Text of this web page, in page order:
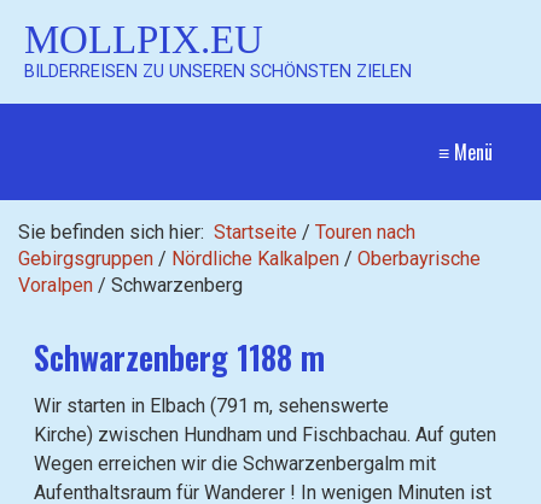
MOLLPIX.EU
BILDERREISEN ZU UNSEREN SCHÖNSTEN ZIELEN
≡ Menü
Sie befinden sich hier: Startseite / Touren nach
Gebirgsgruppen / Nördliche Kalkalpen / Oberbayrische
Voralpen / Schwarzenberg
Schwarzenberg 1188 m
Wir starten in Elbach (791 m, sehenswerte
Kirche) zwischen Hundham und Fischbachau. Auf guten
Wegen erreichen wir die Schwarzenbergalm mit
Aufenthaltsraum für Wanderer ! In wenigen Minuten ist